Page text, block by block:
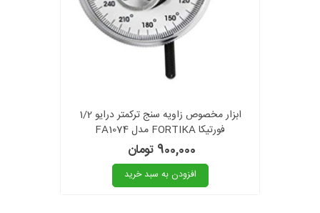
ابزار مخصوص زاویه سنج ترکمتر درایو 1/2
فورتیکا FORTIKA مدل FA1074
900,000 تومان
افزودن به سبد خرید